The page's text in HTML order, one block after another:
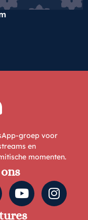
groep voor
en
momenten.